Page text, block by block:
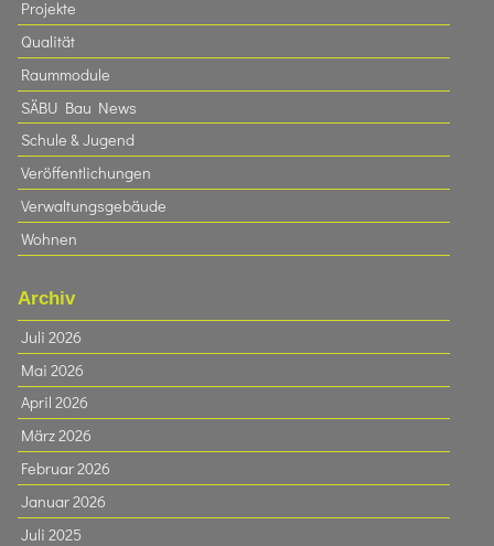
Projekte
Qualität
Raummodule
SÄBU Bau News
Schule & Jugend
Veröffentlichungen
Verwaltungsgebäude
Wohnen
Archiv
Juli 2026
Mai 2026
April 2026
März 2026
Februar 2026
Januar 2026
Juli 2025